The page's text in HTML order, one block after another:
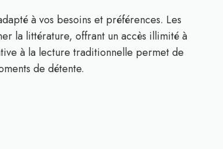
à vos besoins et préférences. Les
la littérature, offrant un accès illimité à
à la lecture traditionnelle permet de
de détente.